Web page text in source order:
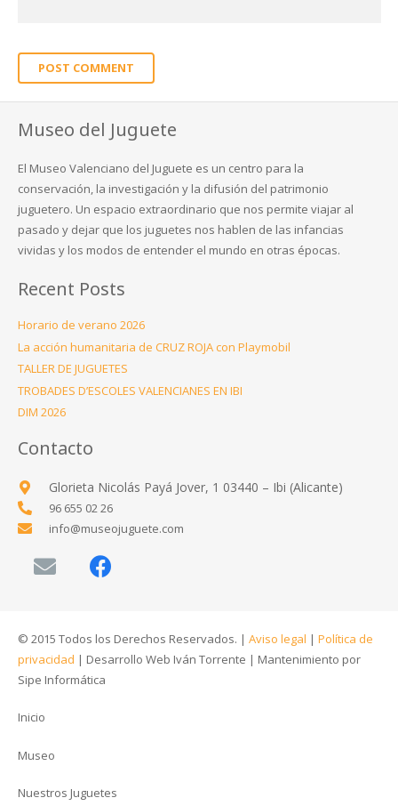
POST COMMENT
Museo del Juguete
El Museo Valenciano del Juguete es un centro para la
conservación, la investigación y la difusión del patrimonio
juguetero. Un espacio extraordinario que nos permite viajar al
pasado y dejar que los juguetes nos hablen de las infancias
vividas y los modos de entender el mundo en otras épocas.
Recent Posts
Horario de verano 2026
La acción humanitaria de CRUZ ROJA con Playmobil
TALLER DE JUGUETES
TROBADES D’ESCOLES VALENCIANES EN IBI
DIM 2026
Contacto
Glorieta Nicolás Payá Jover, 1 03440 – Ibi (Alicante)
96 655 02 26
info@museojuguete.com
© 2015 Todos los Derechos Reservados. | Aviso legal | Política de
privacidad | Desarrollo Web Iván Torrente | Mantenimiento por
Sipe Informática
Inicio
Museo
Nuestros Juguetes